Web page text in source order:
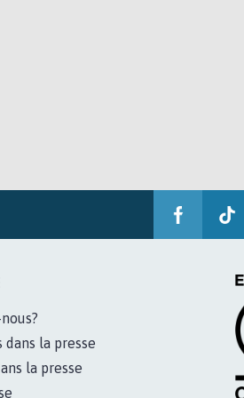
dans la presse
la presse